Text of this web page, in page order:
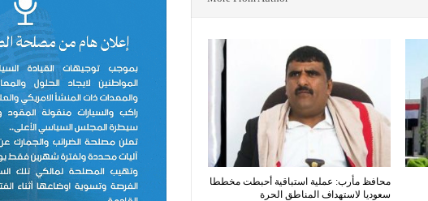
محافظ مأرب: عملية استباقية أحبطت مخططا
سعوديا لاستهداف المناطق الحرة